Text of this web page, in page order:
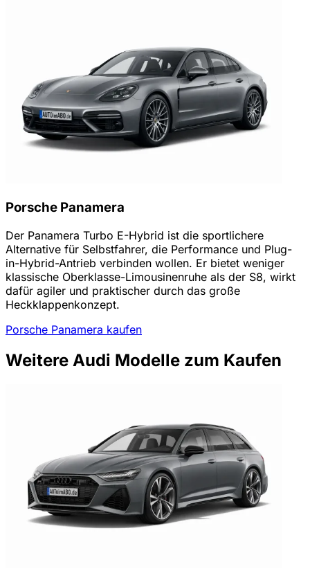
Porsche Panamera
Der Panamera Turbo E-Hybrid ist die sportlichere
Alternative für Selbstfahrer, die Performance und Plug-
in-Hybrid-Antrieb verbinden wollen. Er bietet weniger
klassische Oberklasse-Limousinenruhe als der S8, wirkt
dafür agiler und praktischer durch das große
Heckklappenkonzept.
Porsche Panamera kaufen
Weitere Audi Modelle zum Kaufen